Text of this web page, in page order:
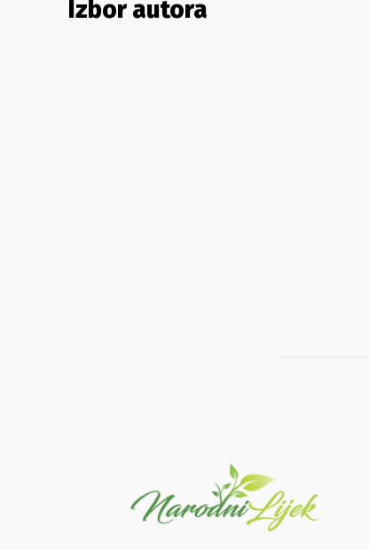
Izbor autora